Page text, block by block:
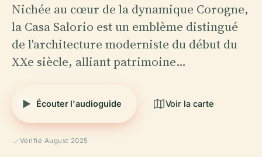
Nichée au cœur de la dynamique Corogne,
la Casa Salorio est un emblème distingué
de l'architecture moderniste du début du
XXe siècle, alliant patrimoine…
Écouter l'audioguide Voir la carte
Vérifié August 2025